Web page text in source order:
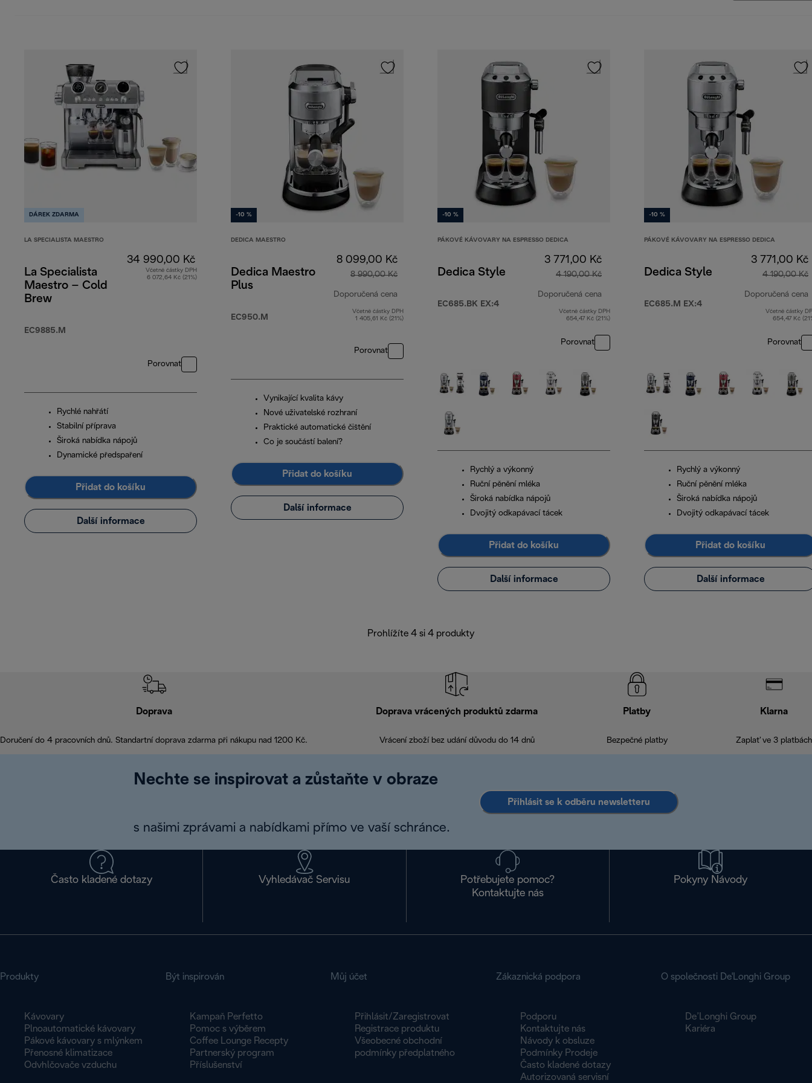
DÁREK ZDARMA
LA SPECIALISTA MAESTRO
La Specialista
Maestro – Cold
Brew
EC9885.M
34 990,00 Kč
Včetně částky DPH
6 072,64 Kč (21%)
Porovnat
Rychlé nahřátí
Stabilní příprava
Široká nabídka nápojů
Dynamické předspaření
Přidat do košíku
Další informace
-10 %
DEDICA MAESTRO
Dedica Maestro
Plus
EC950.M
8 099,00 Kč
8 990,00 Kč
Doporučená cena
původní cena 8 990,00 Kč
Včetně částky DPH
1 405,61 Kč (21%)
Porovnat
Vynikající kvalita kávy
Nové uživatelské rozhraní
Praktické automatické čištění
Co je součástí balení?
Přidat do košíku
Další informace
-10 %
PÁKOVÉ KÁVOVARY NA ESPRESSO DEDICA
Dedica Style
EC685.BK EX:4
3 771,00 Kč
4 190,00 Kč
Doporučená cena
původní cena 4 190,00 Kč
Včetně částky DPH
654,47 Kč (21%)
Porovnat
Rychlý a výkonný
Ruční pěnění mléka
Široká nabídka nápojů
Dvojitý odkapávací tácek
Přidat do košíku
Další informace
-10 %
PÁKOVÉ KÁVOVARY NA ESPRESSO DEDICA
Dedica Style
EC685.M EX:4
3 771,00 Kč
4 190,00 Kč
Doporučená cena
Včetně částky
654,47 Kč
Porovnat
Rychlý a výkonný
Ruční pěnění mléka
Široká nabídka nápojů
Dvojitý odkapávací tácek
Přidat do košíku
Další informace
Prohlížíte 4 si 4 produkty
Doprava
Doručení do 4 pracovních dnů. Standartní doprava zdarma při nákupu nad 1200 Kč.
Doprava vrácených produktů zdarma
Vrácení zboží bez udání důvodu do 14 dnů
Platby
Bezpečné platby
Klarna
Zaplať ve 3 platbách
Nechte se inspirovat a zůstaňte v obraze
s našimi zprávami a nabídkami přímo ve vaší schránce.
Přihlásit se k odběru newsletteru
Často kladené dotazy Vyhledávač Servisu
Potřebujete pomoc?
Kontaktujte nás
Pokyny Návody
Produkty
Kávovary
Plnoautomatické kávovary
Pákové kávovary s mlýnkem
Přenosné klimatizace
Odvhlčovače vzduchu
Být inspirován
Kampaň Perfetto
Pomoc s výběrem
Coffee Lounge Recepty
Partnerský program
Příslušenství
Můj účet
Přihlásit/Zaregistrovat
Registrace produktu
Všeobecné obchodní
podmínky předplatného
Zákaznická podpora
Podporu
Kontaktujte nás
Návody k obsluze
Podmínky Prodeje
Často kladené dotazy
Autorizovaná servisní
O společnosti De'Longhi Group
De’Longhi Group
Kariéra